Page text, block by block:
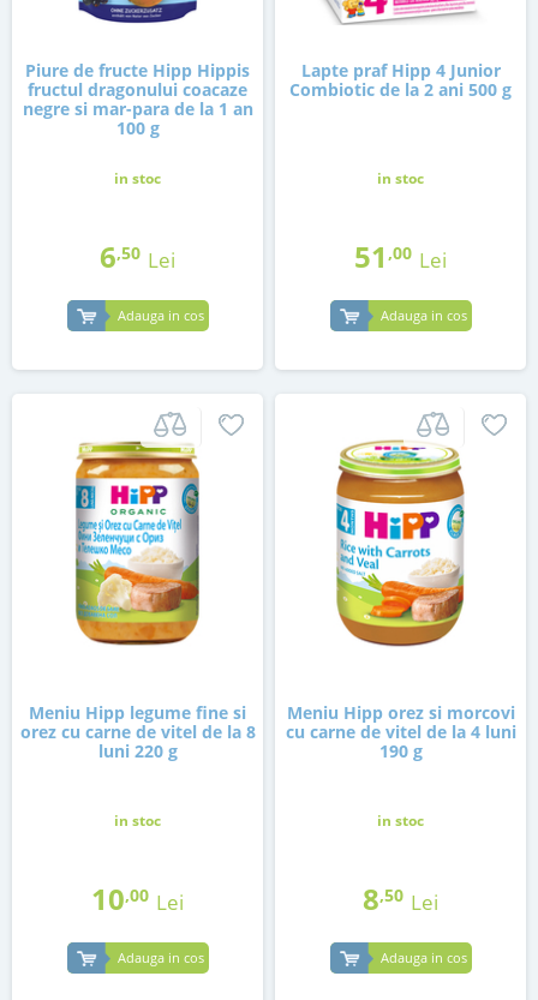
Piure de fructe Hipp Hippis
fructul dragonului coacaze
negre si mar-para de la 1 an
100 g
in stoc
6,50 Lei
Adauga in cos
Lapte praf Hipp 4 Junior
Combiotic de la 2 ani 500 g
in stoc
51 ,00 Lei
Adauga in cos
Meniu Hipp legume fine si
orez cu carne de vitel de la 8
luni 220 g
in stoc
10,00 Lei
Adauga in cos
Meniu Hipp orez si morcovi
cu carne de vitel de la 4 luni
190 g
in stoc
8,50 Lei
Adauga in cos